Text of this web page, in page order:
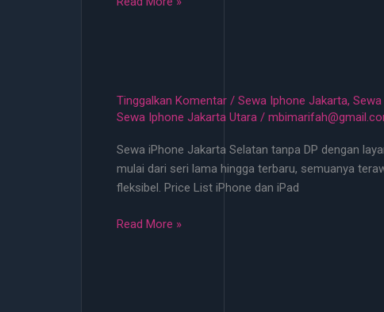
No
Ribu
Khusus
di
Jakarta
24
Tinggalkan Komentar / Sewa Iphone Jakarta,
Sewa Iphone Jakarta Utara /
Sewa iPhone Jakarta Selatan tanpa DP dengan
mulai dari seri lama hingga terbaru, semuanya
fleksibel. Price List iPhone dan iPad
Sewa
Read More »